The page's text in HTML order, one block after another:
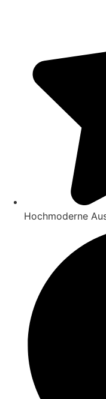
Hochmoderne